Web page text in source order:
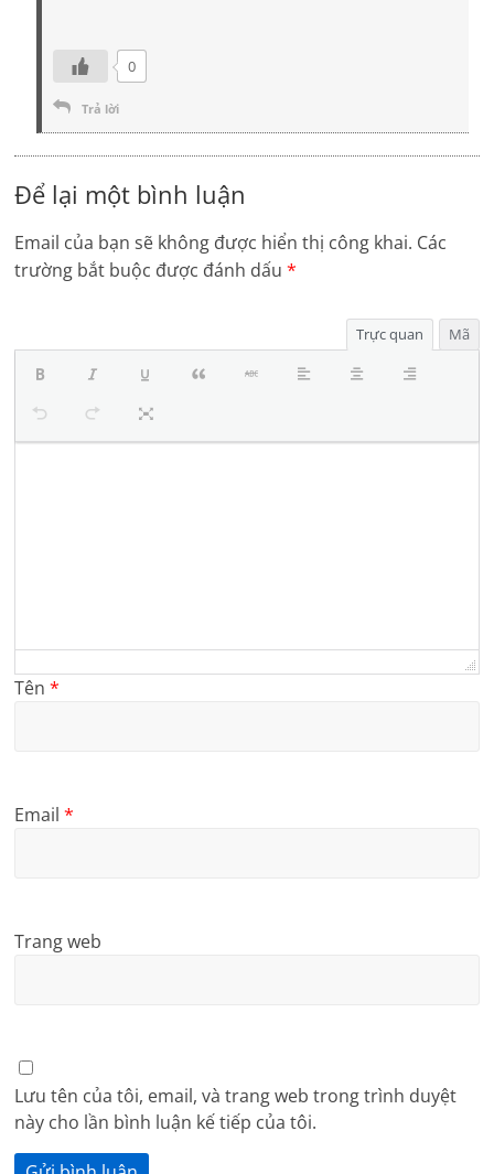
0
Trả lời
Để lại một bình luận
Email của bạn sẽ không được hiển thị công khai. Các
trường bắt buộc được đánh dấu*
Trực quan Mã
Tên*
Email*
Trang web
Lưu tên của tôi, email, và trang web trong trình duyệt
này cho lần bình luận kế tiếp của tôi.